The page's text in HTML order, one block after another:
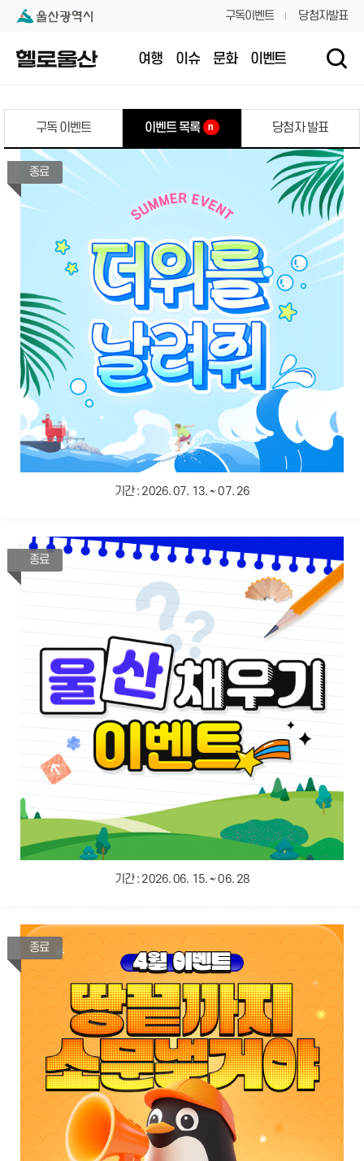
본문 내용 바로가기
대메뉴 바로가기 구독이벤트 당첨자발표
여행 이슈 문화 이벤트
구독 이벤트 이벤트 목록 n 당첨자 발표
종료
기간 : 2026. 07. 13. ~ 07. 26
종료
기간 : 2026. 06. 15. ~ 06. 28
종료